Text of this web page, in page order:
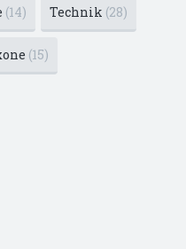
(14) Technik (28)
(15)